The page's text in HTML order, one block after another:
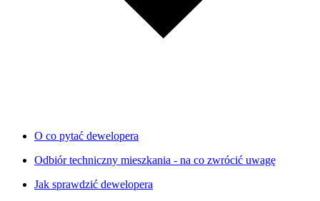
O co pytać dewelopera
Odbiór techniczny mieszkania - na co zwrócić uwagę
Jak sprawdzić dewelopera